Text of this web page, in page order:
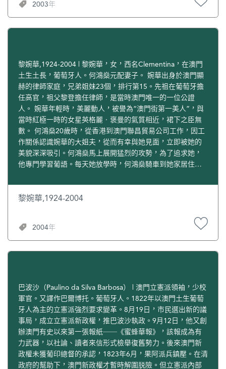
場婉拒。因為傅家富甲一方，在港澳財雄勢大，單靠兩人之
力，勝算甚微。 葉漢仍不死心，繼續向德利遊說。德利終於
動心，首先找舊老闆希尼斯“教路”，希尼斯為他找到一位在
秘密繞道西班牙及巴黎，親赴里斯本瞭解詳情，一切行動保
持高度機密。在美籍律師的協助下，德利查出葉漢兩次未能
投得賭牌的真相。因葉漢並非葡萄牙公民，在澳門沒有生
意，根本不符合申請人的資格，投標書從未送達里斯本。 查
清原因後，德利靈機一觸，想到妻兄何鴻燊在澳門有生意、
而其太太是葡國人，是最佳拍檔的人選。於是，他找來何鴻
燊助陣，眾人憂慮財力未必能與傅家抗衡，何鴻燊找來霍英
東作後盾。為了增加勝券，霍英東建議在投標書內加上如獲
賭牌，興建碼頭等公共設施，使往來港澳的時間縮短，吸引
更多港人到澳門旅遊。 德利他們在澳門聘請負責草擬投標文
的螞蟻。後來，德利叫來賽車手四處駕車尋找這位律師，結
果在一條小街找到他。德利以了得的口才，最終說服律師立
標書。 揭盅之日，德利等人爆冷勝出。後來才知只贏對手一
個馬鼻，德利和何鴻燊等人出標316萬元，多出對手僅1.7萬
元。1962年1月1日，德利和何鴻燊等人共同經營的賭場“新
花園”正式開張。1962年5月，澳門旅遊娛樂有限公司（簡
披治先生”著稱。1955年，他首次參與澳門格蘭披治大賽車，
最終因練習期間發生意外而未能完成賽事，從此，他與賽車
結下不解之緣。 當初他以車手身份參賽，1970年初，贊助一
級方程式賽車前身——Formula 5000國際賽。 1976年，德利
創辦德利車隊（Theodore Racing），從參加澳門格蘭披治大
賽車到贊助北美印第方程式IndyCar 500，到參加一級方程式
賽車，他成為國際賽車事業的殿堂級人物。澳門“東望洋跑
道”被認為是德利車隊的主場，而德利在澳門松山的別墅就
2003年
黎婉華,1924-2004 | 黎婉華，女，西名Clementina，在澳門
土生土長，葡萄牙人。何鴻燊元配妻子。 婉華出身於澳門顯
赫的律師家庭，兄弟姐妹23個，排行第15。先祖在葡萄牙擔
任高官，祖父黎登擔任律師，是當時澳門唯一的一位公證
人。 婉華年輕時，美麗動人，被譽為“澳門街第一美人”，與
當時紅極一時的女星英格麗‧褒曼的氣質相近，裙下之臣無
數。 何鴻燊20歲時，從香港到澳門聯昌貿易公司工作，因工
作關係認識婉華的大姐夫，從而有幸與她見面，立即被她的
美貌深深吸引。何鴻燊馬上展開猛烈的攻勢，為了追求她，
他專門學習葡語。每天她放學時，何鴻燊騎車到她家居住的
學會了一口葡萄牙語，婉華並協助他在澳門開創事業。 1942
年，婉華與何鴻燊結婚，婚後第一年，何鴻燊成功賺得人生
醫仍未能根治。又引起其他併發症，必須切除胃部，長期服
藥，只能吃流質食物，體重從115磅跌至70磅。[1] 婉華生育
一子三女：長女何超英（Ho Jane Francis）生於1947年，與
蕭百成結婚，後離異；外孫女蕭玟錚（Ringo）與Chaim
（Faye）生於1975年，與Michael Anthony Iesu結婚，後離
異；外曾孫女蘇麗儀（Melanin）；外曾孫（Michael）孫女
何家文（Sarah、1978年生）與意籍男士Sam結婚。 二女何
超賢（Angela），與Peter Kjaer結婚；外孫（Willers，
Stanley）生於1987年；外孫女何家晴（Ariel Ho-Kjaer）生於
1993年。 三女何超雄（Deborah）。[2] 何鴻燊的外甥孫鏡
鴻說，賭王起家全靠舅媽（婉華），當年何鴻燊岳父在政府
做公證人，非常喜歡何鴻燊，讓他做秘書，為他日後基業打
黎婉華,1924-2004
2004年
巴波沙（Paulino da Silva Barbosa） | 澳門立憲派領袖，少校
軍官。又譯作巴爾博托。葡萄牙人。1822年以澳門土生葡萄
牙人為主的立憲派強烈要求變革。8月19日，市民選出新的議
事局，成立立憲派新政權，推巴波沙執政。9月12日，他又創
辦澳門有史以來第一張報紙──《蜜蜂華報》，該報成為有
力武器，以社論、讀者來信形式檢舉復舊勢力。後來澳門新
政權未獲葡印總督的承認，1823年6月，果阿派兵鎮壓。在清
政府的幫助下，澳門新政權才暫時解圍脱險。但立憲派內部